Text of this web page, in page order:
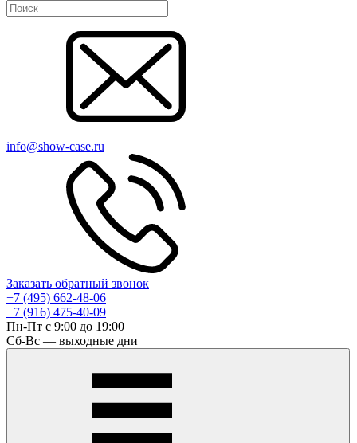
info@show-case.ru
Заказать обратный звонок
+7 (495) 662-48-06
+7 (916) 475-40-09
Пн-Пт с 9:00 до 19:00
Сб-Вс — выходные дни